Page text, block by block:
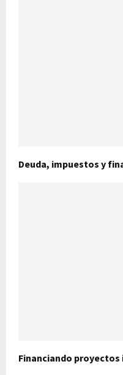
Deuda, impuestos y
Financiando